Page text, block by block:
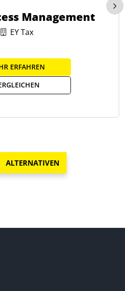
Management
EY Tax
ERFAHREN
ALTERNATIVEN